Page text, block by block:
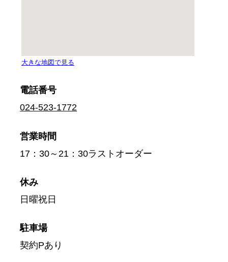
電話番号
024-523-1772
営業時間
17：30～21：30ラストオーダー
休み
日曜祝日
駐車場
契約Pあり